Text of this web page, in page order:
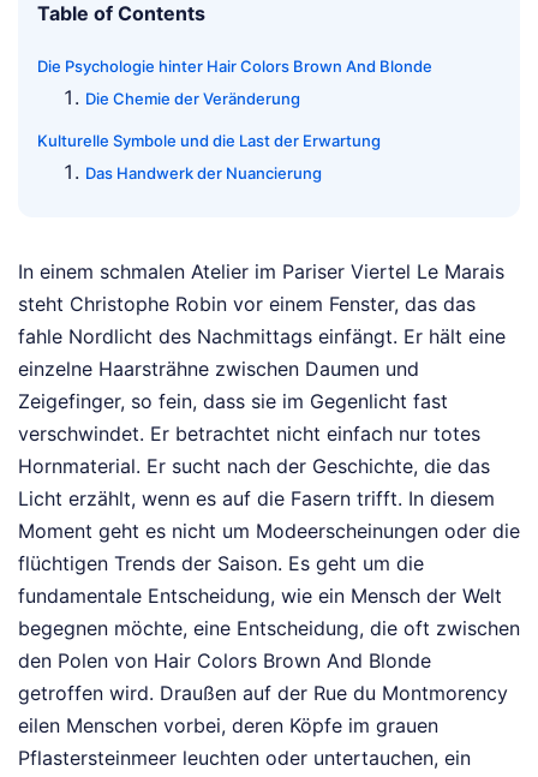
Table of Contents
Die Psychologie hinter Hair Colors Brown And Blonde
Die Chemie der Veränderung
Kulturelle Symbole und die Last der Erwartung
Das Handwerk der Nuancierung
In einem schmalen Atelier im Pariser Viertel Le Marais
steht Christophe Robin vor einem Fenster, das das
fahle Nordlicht des Nachmittags einfängt. Er hält eine
einzelne Haarsträhne zwischen Daumen und
Zeigefinger, so fein, dass sie im Gegenlicht fast
verschwindet. Er betrachtet nicht einfach nur totes
Hornmaterial. Er sucht nach der Geschichte, die das
Licht erzählt, wenn es auf die Fasern trifft. In diesem
Moment geht es nicht um Modeerscheinungen oder die
flüchtigen Trends der Saison. Es geht um die
fundamentale Entscheidung, wie ein Mensch der Welt
begegnen möchte, eine Entscheidung, die oft zwischen
den Polen von Hair Colors Brown And Blonde
getroffen wird. Draußen auf der Rue du Montmorency
eilen Menschen vorbei, deren Köpfe im grauen
Pflastersteinmeer leuchten oder untertauchen, ein